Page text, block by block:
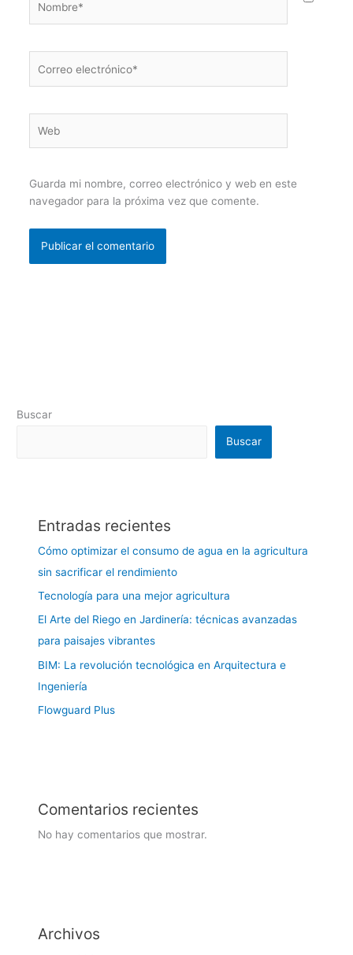
electrónico*
Guarda mi nombre, correo electrónico y web en este
navegador para la próxima vez que comente.
Buscar
Buscar
Entradas recientes
Cómo optimizar el consumo de agua en la agricultura
sin sacrificar el rendimiento
Tecnología para una mejor agricultura
El Arte del Riego en Jardinería: técnicas avanzadas
para paisajes vibrantes
BIM: La revolución tecnológica en Arquitectura e
Ingeniería
Flowguard Plus
Comentarios recientes
No hay comentarios que mostrar.
Archivos